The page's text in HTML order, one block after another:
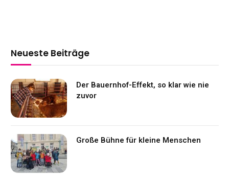
Neueste Beiträge
Der Bauernhof-Effekt, so klar wie nie
zuvor
Große Bühne für kleine Menschen